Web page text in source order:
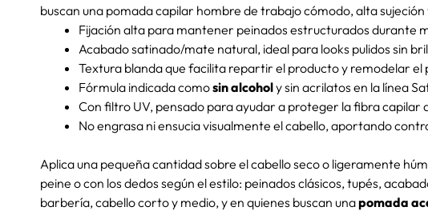
buscan una pomada capilar hombre de trabajo cómodo, alta
Fijación alta para mantener peinados estructurados durante
Acabado satinado/mate natural, ideal para looks pulidos sin
Textura blanda que facilita repartir el producto y remodelar el
Fórmula indicada comosin alcoholy sin acrilatos en la línea
Con filtro UV, pensado para ayudar a proteger la fibra capilar
No engrasa ni ensucia visualmente el cabello, aportando
Aplica una pequeña cantidad sobre el cabello seco o ligeramente
peine o con los dedos según el estilo: peinados clásicos, tupés,
barbería, cabello corto y medio, y en quienes buscan unapomada